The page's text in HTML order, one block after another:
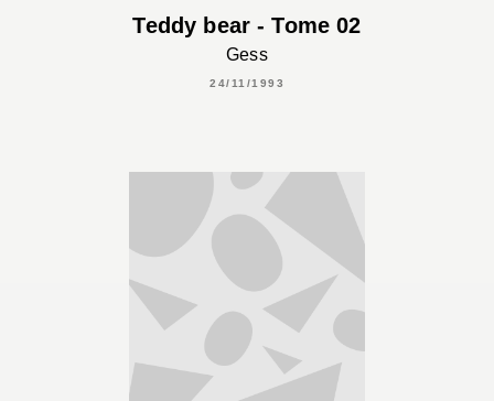
Teddy bear - Tome 02
Gess
24/11/1993